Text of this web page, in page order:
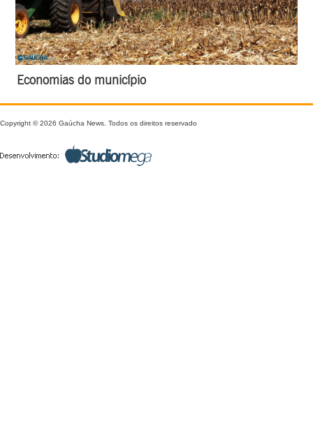
Economias do município
Copyright © 2026 Gaúcha News. Todos os direitos reservado